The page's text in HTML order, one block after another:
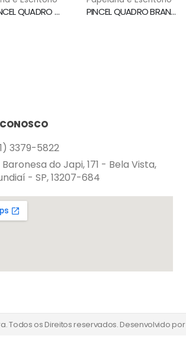
REFIL PINCEL QUADRO BRANCO VERDE WBS-VBM PILOT PINCEL QUADRO BRANCO WBMA RECARREGAVEL VERDE PILOT
3379-5822
Baronesa do Japi, 171 - Bela Vista,
- SP, 13207-684
Todos os Direitos reservados. Desenvolvido por